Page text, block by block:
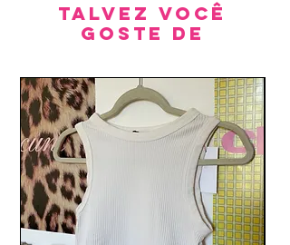
Talvez você
goste de